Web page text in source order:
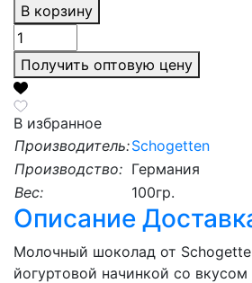
В корзину
Получить оптовую цену
В избранное
Производитель:Schogetten
Производство: Германия
Вес:
100гр.
Описание
Молочный шоколад от
йогуртовой начинкой со